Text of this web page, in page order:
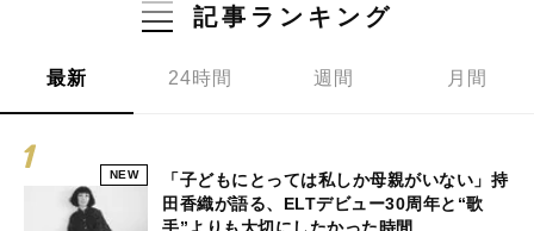
記事ランキング
最新 24時間 週間 月間
NEW
「子どもにとっては私しか母親がいない」持
田香織が語る、ELTデビュー30周年と“歌